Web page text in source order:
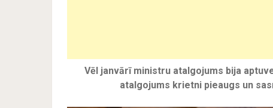
Vēl janvārī ministru atalgojums bija
atalgojums krietni pieaugs un